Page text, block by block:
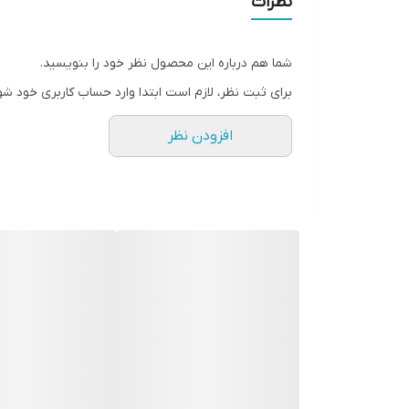
شما هم درباره این محصول نظر خود را بنویسید.
برای ثبت نظر، لازم است ابتدا وارد حساب کاربری خود
افزودن نظر